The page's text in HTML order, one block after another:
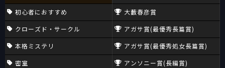
初心者におすすめ
クローズド・サークル
本格ミステリ
密室
大藪春彦賞
アガサ賞(最優秀長篇賞)
アガサ賞(最優秀処女長篇賞)
アンソニー賞(長編賞)